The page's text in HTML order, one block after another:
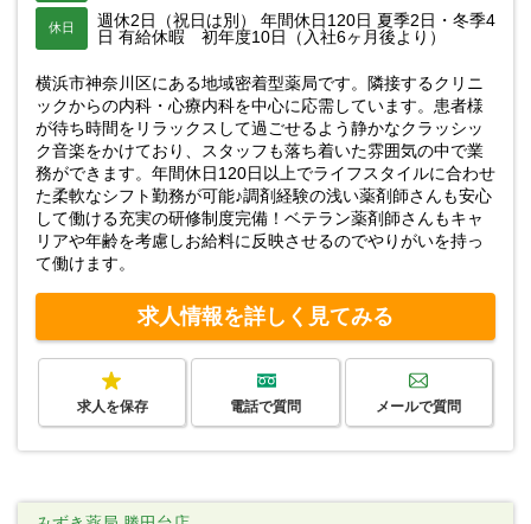
休日
週休2日（祝日は別） 年間休日120日 夏季2日・冬季4
日 有給休暇 初年度10日（入社6ヶ月後より）
横浜市神奈川区にある地域密着型薬局です。隣接するクリニ
ックからの内科・心療内科を中心に応需しています。患者様
が待ち時間をリラックスして過ごせるよう静かなクラッシッ
ク音楽をかけており、スタッフも落ち着いた雰囲気の中で業
務ができます。年間休日120日以上でライフスタイルに合わせ
た柔軟なシフト勤務が可能♪調剤経験の浅い薬剤師さんも安心
して働ける充実の研修制度完備！ベテラン薬剤師さんもキャ
リアや年齢を考慮しお給料に反映させるのでやりがいを持っ
て働けます。
求人情報を詳しく見てみる
求人を保存 電話で質問 メールで質問